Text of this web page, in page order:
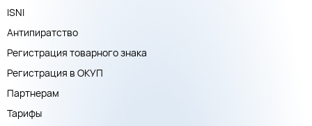
ISNI
Антипиратство
Регистрация товарного знака
Регистрация в ОКУП
Партнерам
Тарифы